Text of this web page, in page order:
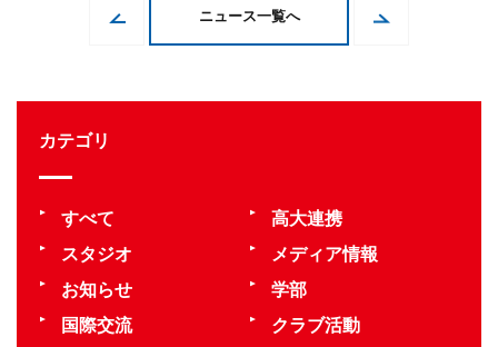
ニュース一覧へ
カテゴリ
すべて
高大連携
スタジオ
メディア情報
お知らせ
学部
国際交流
クラブ活動